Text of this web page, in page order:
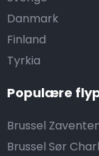
Danmark
Finland
Tyrkia
Populære
Brussel
Brussel Sør